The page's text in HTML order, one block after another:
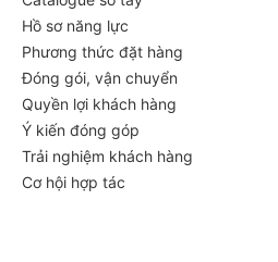
Hồ sơ năng lực
Phương thức đặt hàng
Đóng gói, vận chuyển
Quyền lợi khách hàng
Ý kiến đóng góp
Trải nghiệm khách hàng
Cơ hội hợp tác